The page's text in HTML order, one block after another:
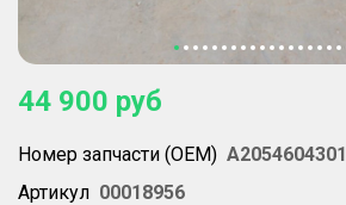
44 900 руб
Номер запчасти (OEM) A2054604301
Артикул 00018956